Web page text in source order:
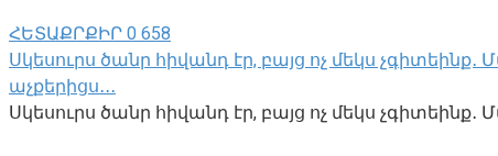
ՀԵՏԱՔՐՔԻՐ 0 658
Սկեսուրս ծանր հիվանդ էր, բայց ոչ մեկս
աչքերիցս․․․
Սկեսուրս ծանր հիվանդ էր, բայց ոչ մեկս